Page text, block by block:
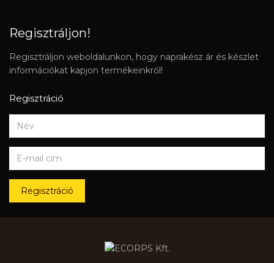
Regisztráljon!
Regisztráljon weboldalunkon, hogy naprakész ár és készlet
információkat kapjon termékeinkről!
Regisztráció
Regisztráció